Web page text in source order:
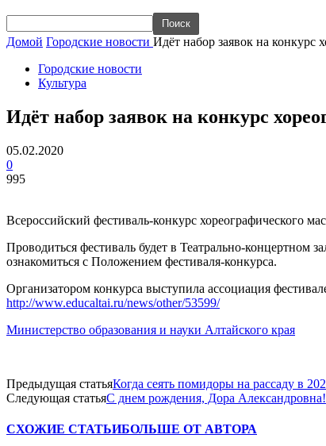
Домой Городские новости Идёт набор заявок на конкурс
Городские новости
Культура
Идёт набор заявок на конкурс
05.02.2020
0
995
Всероссийский фестиваль-конкурс хореографического
Проводиться фестиваль будет в Театрально-концертном
ознакомиться с Положением фестиваля-конкурса.
Организатором конкурса выступила ассоциация
http://www.educaltai.ru/news/other/53599/
Министерство образования и науки Алтайского края
Предыдущая статьяКогда сеять помидоры на рассаду в
Следующая статьяС днем рождения, Дора Александровна!
СХОЖИЕ СТАТЬИБОЛЬШЕ ОТ АВТОРА